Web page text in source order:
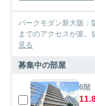
パークモダン新大阪：
までのアクセスが楽。
見る
募集中の部屋
6階